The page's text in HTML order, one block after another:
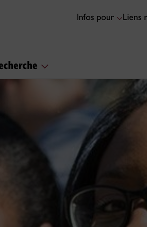
Infos pour Liens